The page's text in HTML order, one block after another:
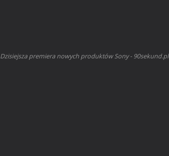
Dzisiejsza premiera nowych produktów Sony - 90sekund.pl